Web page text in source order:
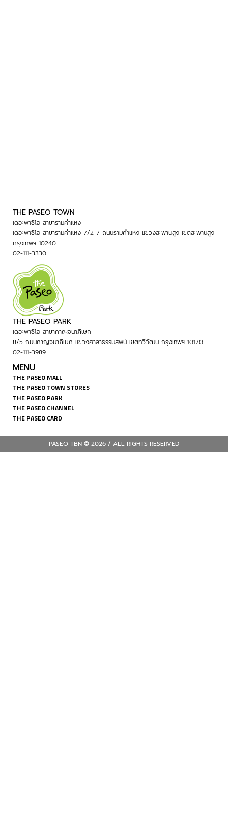
MENU
THE PASEO MALL
THE PASEO TOWN STORES
THE PASEO PARK
THE PASEO CHANNEL
THE PASEO CARD
PASEO TBN © 2026 / ALL RIGHTS RESERVED